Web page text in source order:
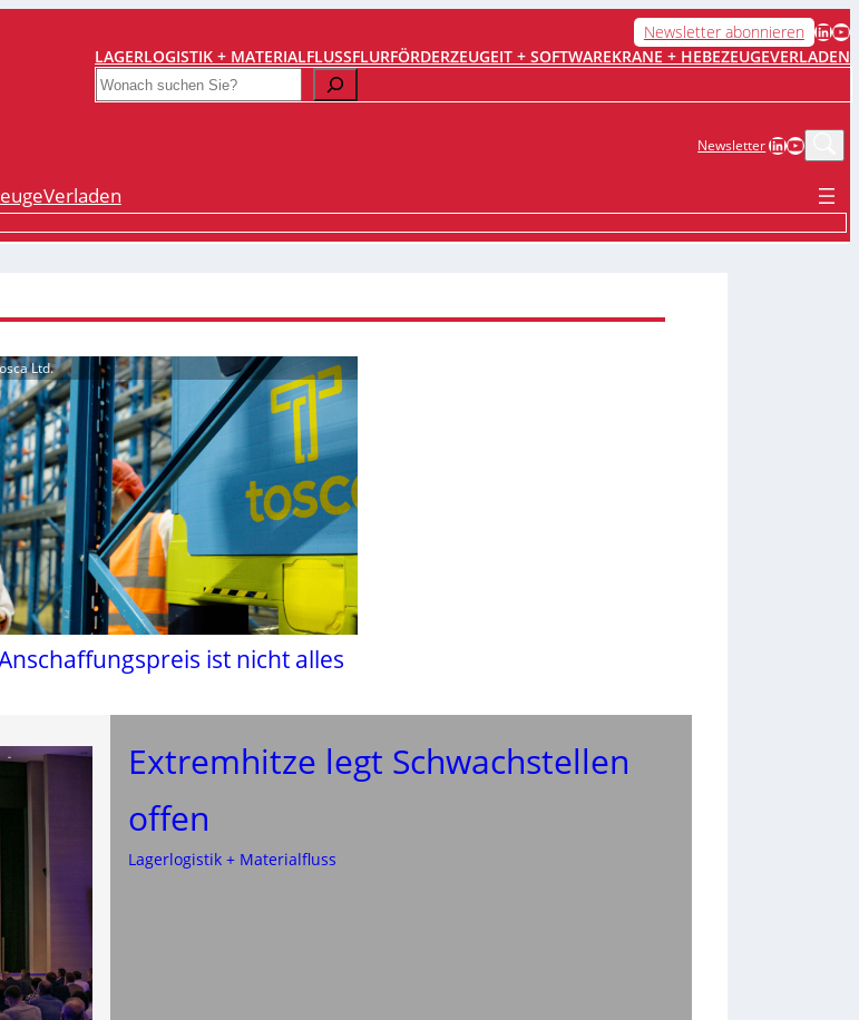
Newsletter abonnieren LinkedIn YouTube
LAGERLOGISTIK + MATERIALFLUSSFLURFÖRDERZEUGEIT + SOFTWAREKRANE + HEBEZEUGEVERLADEN
Search
NewsletterLinkedIn
Verladen
Ltd.
ist nicht alles
Extremhitze legt Schwachstellen
offen
Lagerlogistik + Materialfluss